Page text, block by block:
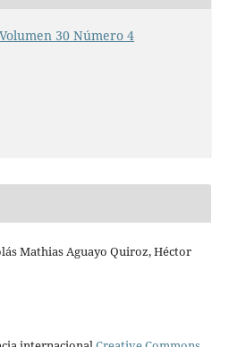
30 Número 4
Mathias Aguayo Quiroz, Héctor